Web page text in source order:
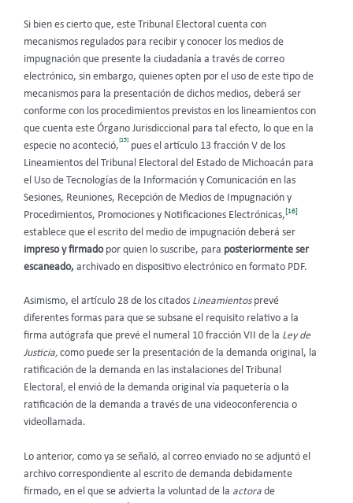
Si bien es cierto que, este Tribunal Electoral cuenta con
mecanismos regulados para recibir y conocer los medios de
impugnación que presente la ciudadanía a través de correo
electrónico, sin embargo, quienes opten por el uso de este tipo de
mecanismos para la presentación de dichos medios, deberá ser
conforme con los procedimientos previstos en los lineamientos con
que cuenta este Órgano Jurisdiccional para tal efecto, lo que en la
especie no aconteció,
[15]
pues el artículo 13 fracción V de los
Lineamientos del Tribunal Electoral del Estado de Michoacán para
el Uso de Tecnologías de la Información y Comunicación en las
Sesiones, Reuniones, Recepción de Medios de Impugnación y
Procedimientos, Promociones y Notificaciones Electrónicas, [16]
establece que el escrito del medio de impugnación deberá ser
impreso y firmadopor quien lo suscribe, para posteriormente ser
escaneado, archivado en dispositivo electrónico en formato PDF.
Asimismo, el artículo 28 de los citados Lineamientosprevé
diferentes formas para que se subsane el requisito relativo a la
firma autógrafa que prevé el numeral 10 fracción VII de la Ley de
Justicia, como puede ser la presentación de la demanda original, la
ratificación de la demanda en las instalaciones del Tribunal
Electoral , el envió de la demanda original vía paquetería o la
ratificación de la demanda a través de una videoconferencia o
videollamada.
Lo anterior, como ya se señaló, al correo enviado no se adjuntó el
archivo correspondiente al escrito de demanda debidamente
firmado, en el que se advierta la voluntad de la actora de